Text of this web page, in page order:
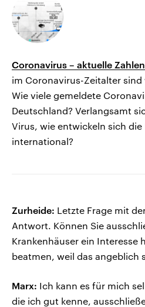
Coronavirus – aktuelle
im Coronavirus-Zeitalter
Wie viele gemeldete
Deutschland? Verlangsamt
Virus, wie entwickeln sich die
international?
Zurheide: Letzte Frage mit
Antwort. Können Sie
Krankenhäuser ein Interesse
beatmen, weil das angeblich
Marx: Ich kann es für mich
die ich gut kenne,